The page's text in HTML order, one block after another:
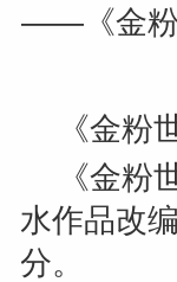
—— 《金
《金粉
《金粉
水作品改
分。